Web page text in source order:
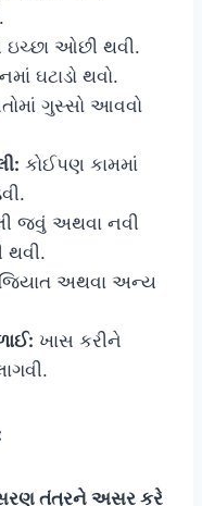
ઇચ્છા ઓછી થવી.
ઘટાડો થવો.
ગુસ્સો આવવો
કોઈપણ કામમાં
જવું અથવા નવી
થવી.
અથવા અન્ય
ખાસ કરીને
તંત્રને અસર કરે